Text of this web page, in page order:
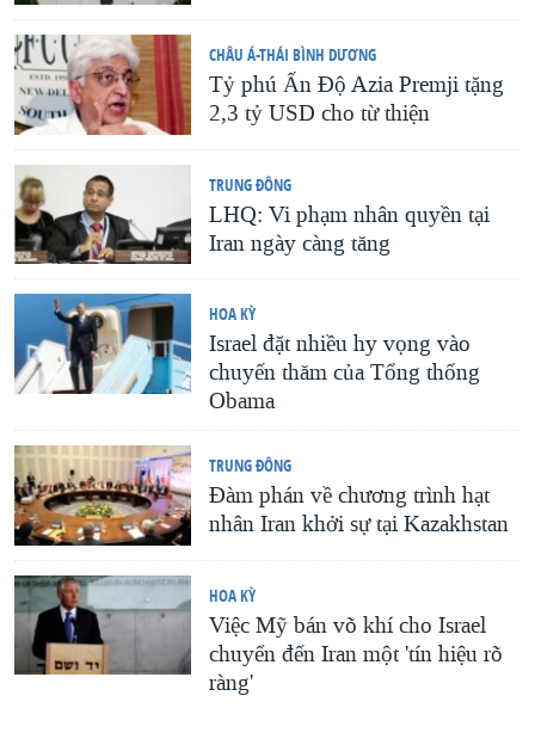
CHÂU Á-THÁI BÌNH DƯƠNG
Tỷ phú Ấn Ðộ Azia Premji tặng
2,3 tỷ USD cho từ thiện
TRUNG ÐÔNG
LHQ: Vi phạm nhân quyền tại
Iran ngày càng tăng
HOA KỲ
Israel đặt nhiều hy vọng vào
chuyến thăm của Tổng thống
Obama
TRUNG ÐÔNG
Đàm phán về chương trình hạt
nhân Iran khởi sự tại Kazakhstan
HOA KỲ
Việc Mỹ bán võ khí cho Israel
chuyển đến Iran một 'tín hiệu rõ
ràng'